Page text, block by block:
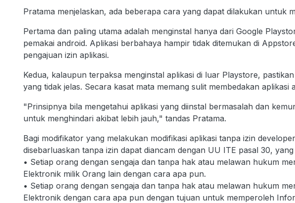
Pratama menjelaskan, ada beberapa cara yang dapat dilakukan untuk
Pertama dan paling utama adalah menginstal hanya dari Google
pemakai android. Aplikasi berbahaya hampir tidak ditemukan di
pengajuan izin aplikasi.
Kedua, kalaupun terpaksa menginstal aplikasi di luar Playstore,
yang tidak jelas. Secara kasat mata memang sulit membedakan aplikasi
"Prinsipnya bila mengetahui aplikasi yang diinstal bermasalah dan
untuk menghindari akibat lebih jauh," tandas Pratama.
Bagi modifikator yang melakukan modifikasi aplikasi tanpa izin
disebarluaskan tanpa izin dapat diancam dengan UU ITE pasal 30,
• Setiap orang dengan sengaja dan tanpa hak atau melawan hukum
Elektronik milik Orang lain dengan cara apa pun.
• Setiap orang dengan sengaja dan tanpa hak atau melawan hukum
Elektronik dengan cara apa pun dengan tujuan untuk memperoleh